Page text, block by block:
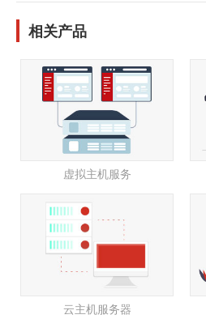
相关产品
虚拟主机服务
云主机服务器